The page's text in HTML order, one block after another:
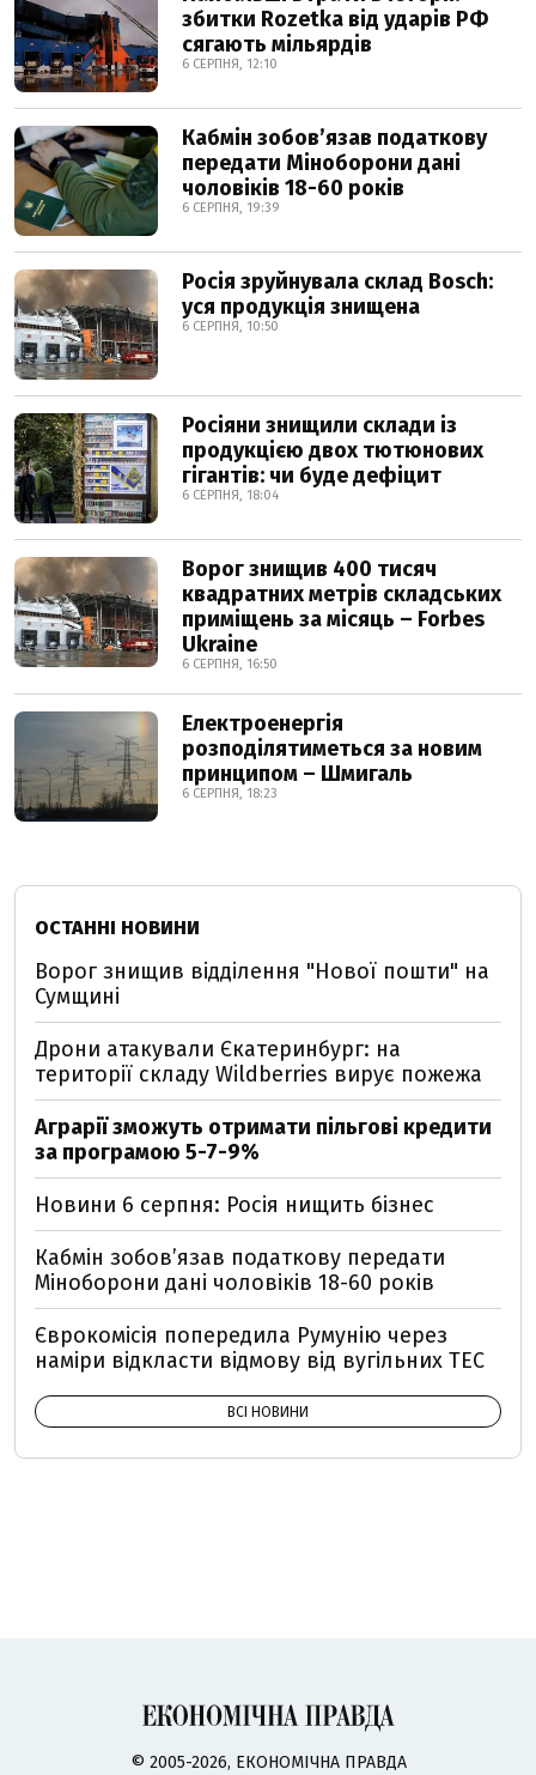
збитки Rozetka від ударів РФ
сягають мільярдів
6 СЕРПНЯ, 12:10
Кабмін зобовʼязав податкову
передати Міноборони дані
чоловіків 18-60 років
6 СЕРПНЯ, 19:39
Росія зруйнувала склад Bosch:
уся продукція знищена
6 СЕРПНЯ, 10:50
Росіяни знищили склади із
продукцією двох тютюнових
гігантів: чи буде дефіцит
6 СЕРПНЯ, 18:04
Ворог знищив 400 тисяч
квадратних метрів складських
приміщень за місяць – Forbes
Ukraine
6 СЕРПНЯ, 16:50
Електроенергія
розподілятиметься за новим
принципом – Шмигаль
6 СЕРПНЯ, 18:23
ОСТАННІ НОВИНИ
Ворог знищив відділення "Нової пошти" на
Сумщині
Дрони атакували Єкатеринбург: на
території складу Wildberries вирує пожежа
Аграрії зможуть отримати пільгові кредити
за програмою 5-7-9%
Новини 6 серпня: Росія нищить бізнес
Кабмін зобовʼязав податкову передати
Міноборони дані чоловіків 18-60 років
Єврокомісія попередила Румунію через
наміри відкласти відмову від вугільних ТЕС
ВСІ НОВИНИ
© 2005-2026, ЕКОНОМІЧНА ПРАВДА